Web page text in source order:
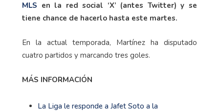
MLS en la red social ‘X’ (antes Twitter) y se
tiene chance de hacerlo hasta este martes.
En la actual temporada, Martínez ha disputado
cuatro partidos y marcando tres goles.
MÁS INFORMACIÓN
La Liga le responde a Jafet Soto a la